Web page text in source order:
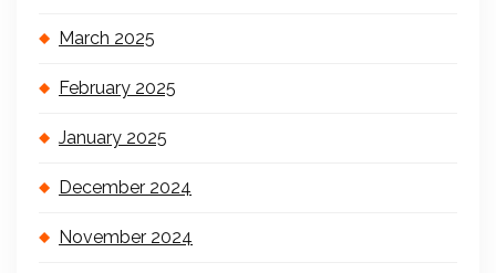
March 2025
February 2025
January 2025
December 2024
November 2024